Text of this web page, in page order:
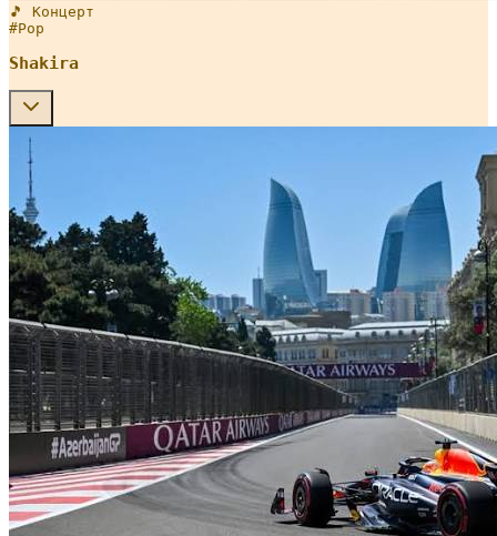
🎵 Концерт
#Pop
Shakira